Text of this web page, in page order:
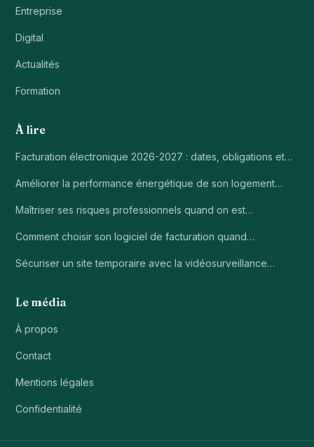
Entreprise
Digital
Actualités
Formation
À lire
Facturation électronique 2026-2027 : dates, obligations et…
Améliorer la performance énergétique de son logement…
Maîtriser ses risques professionnels quand on est…
Comment choisir son logiciel de facturation quand…
Sécuriser un site temporaire avec la vidéosurveillance…
Le média
À propos
Contact
Mentions légales
Confidentialité